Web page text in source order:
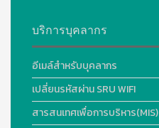
บริการบุคลากร
อีเมล์สำหรับบุคลากร
เปลี่ยนรหัสผ่าน SRU WIFI
สารสนเทศเพื่อการบริหาร(MIS)